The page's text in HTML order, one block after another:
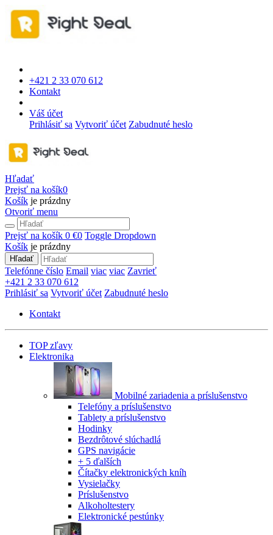
+421 2 33 070 612
Kontakt
Váš účet
Prihlásiť sa Vytvoriť účet Zabudnuté heslo
Hľadať
Prejsť na košík0
Košík je prázdny
Otvoriť menu
Prejsť na košík 0 €0 Toggle Dropdown
Košík je prázdny
Hľadať
Telefónne číslo Email viac viac Zavrieť
+421 2 33 070 612
Prihlásiť sa Vytvoriť účet Zabudnuté heslo
Kontakt
TOP zľavy
Elektronika
Mobilné zariadenia a príslušenstvo
Telefóny a príslušenstvo
Tablety a príslušenstvo
Hodinky
Bezdrôtové slúchadlá
GPS navigácie
+ 5 ďalších
Čítačky elektronických kníh
Vysielačky
Príslušenstvo
Alkoholtestery
Elektronické pestúnky